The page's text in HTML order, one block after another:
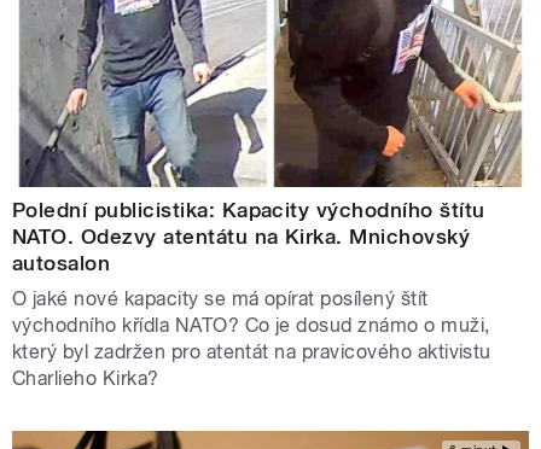
Polední publicistika: Kapacity východního štítu
NATO. Odezvy atentátu na Kirka. Mnichovský
autosalon
O jaké nové kapacity se má opírat posílený štít
východního křídla NATO? Co je dosud známo o muži,
který byl zadržen pro atentát na pravicového aktivistu
Charlieho Kirka?